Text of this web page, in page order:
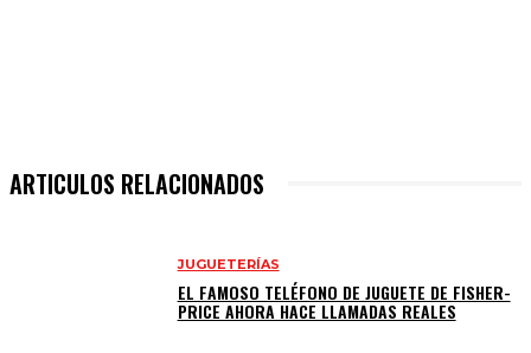
ARTICULOS RELACIONADOS
JUGUETERÍAS
EL FAMOSO TELÉFONO DE JUGUETE DE FISHER-
PRICE AHORA HACE LLAMADAS REALES